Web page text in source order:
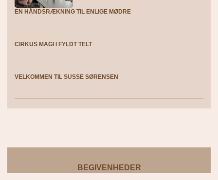
EN HÅNDSRÆKNING TIL ENLIGE MØDRE
CIRKUS MAGI I FYLDT TELT
VELKOMMEN TIL SUSSE SØRENSEN
BEGIVENHEDER